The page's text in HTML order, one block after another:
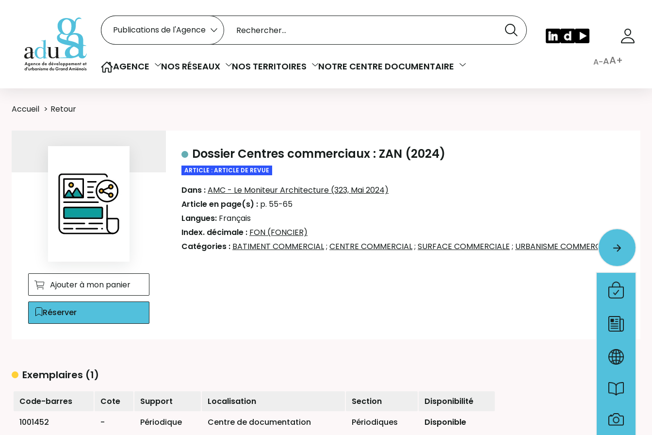
Rechercher dans le catalogue
Recherche
Sélectionner le type de la recherche
AGENCE NOS RÉSEAUX NOS TERRITOIRES NOTRE CENTRE DOCUMENTAIRE A-AA+
Accueil Retour
Ajouter à mon panier
Réserver
Dossier Centres commerciaux : ZAN (2024)
ARTICLE : ARTICLE DE REVUE
Dans :AMC - Le Moniteur Architecture (323, Mai 2024)
Article en page(s) : p. 55-65
Langues: Français
Index. décimale : FON (FONCIER)
Catégories : BATIMENT COMMERCIAL; CENTRE COMMERCIAL; SURFACE COMMERCIALE ; URBANISME COMMERCIAL
Exemplaires (1)
Liste des exemplaires
Code-barres Cote Support Localisation Section
Disponibilité
1001452
- Périodique Centre de documentation Périodiques Disponible